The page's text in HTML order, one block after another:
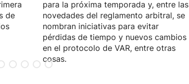
de
para la próxima temporada y, entre las
novedades del reglamento arbitral, se
nombran iniciativas para evitar
pérdidas de tiempo y nuevos cambios
en el protocolo de VAR, entre otras
cosas.